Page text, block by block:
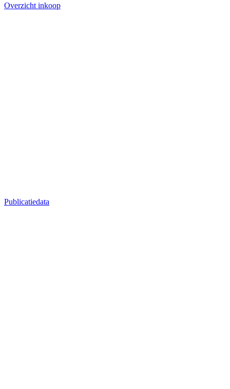
Overzicht inkoop
Publicatiedata